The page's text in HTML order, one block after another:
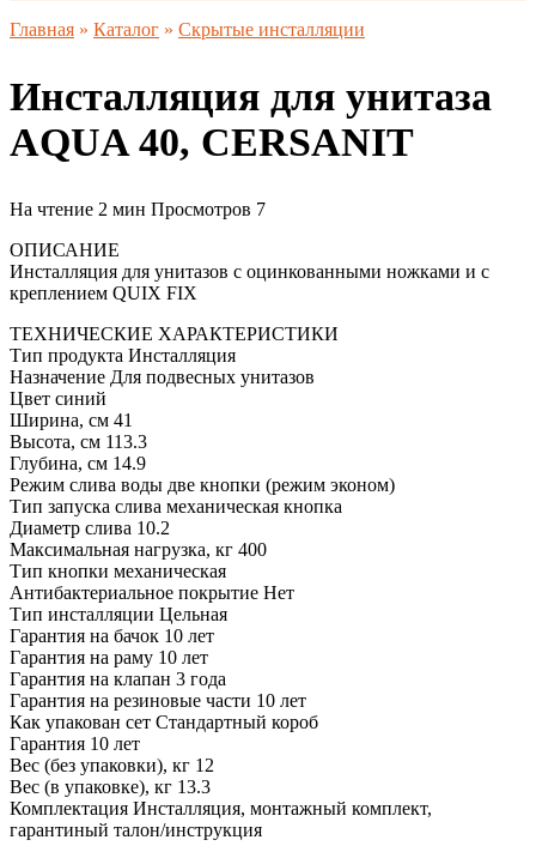
Главная » Каталог » Скрытые инсталляции
Инсталляция для унитаза
AQUA 40, CERSANIT
На чтение 2 мин Просмотров 7
ОПИСАНИЕ
Инсталляция для унитазов с оцинкованными ножками и с
креплением QUIX FIX
ТЕХНИЧЕСКИЕ ХАРАКТЕРИСТИКИ
Тип продукта Инсталляция
Назначение Для подвесных унитазов
Цвет синий
Ширина, см 41
Высота, см 113.3
Глубина, см 14.9
Режим слива воды две кнопки (режим эконом)
Тип запуска слива механическая кнопка
Диаметр слива 10.2
Максимальная нагрузка, кг 400
Тип кнопки механическая
Антибактериальное покрытие Нет
Тип инсталляции Цельная
Гарантия на бачок 10 лет
Гарантия на раму 10 лет
Гарантия на клапан 3 года
Гарантия на резиновые части 10 лет
Как упакован сет Стандартный короб
Гарантия 10 лет
Вес (без упаковки), кг 12
Вес (в упаковке), кг 13.3
Комплектация Инсталляция, монтажный комплект,
гарантиный талон/инструкция